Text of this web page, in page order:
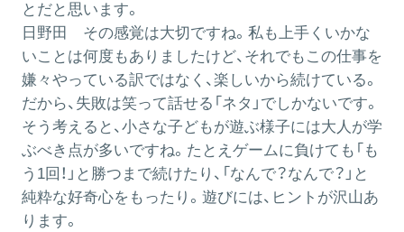
とだと思います。
日野田 その感覚は大切ですね。私も上手くいかな
いことは何度もありましたけど、それでもこの仕事を
嫌々やっている訳ではなく、楽しいから続けている。
だから、失敗は笑って話せる「ネタ」でしかないです。
そう考えると、小さな子どもが遊ぶ様子には大人が学
ぶべき点が多いですね。たとえゲームに負けても「も
う1回！」と勝つまで続けたり、「なんで？なんで？」と
純粋な好奇心をもったり。遊びには、ヒントが沢山あ
ります。